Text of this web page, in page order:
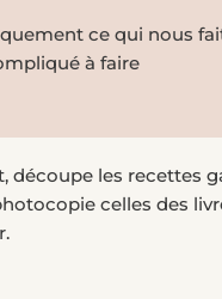
ce qui nous
à faire
découpe les recettes
celles des